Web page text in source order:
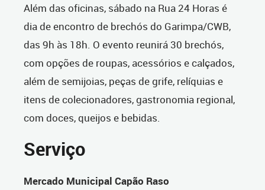
Além das oficinas, sábado na Rua 24 Horas é
dia de encontro de brechós do Garimpa/CWB,
das 9h às 18h. O evento reunirá 30 brechós,
com opções de roupas, acessórios e calçados,
além de semijoias, peças de grife, relíquias e
itens de colecionadores, gastronomia regional,
com doces, queijos e bebidas.
Serviço
Mercado Municipal Capão Raso